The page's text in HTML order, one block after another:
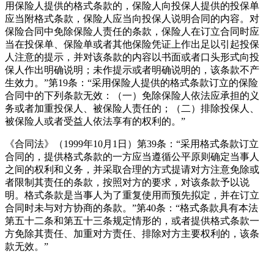
用保险人提供的格式条款的，保险人向投保人提供的投保单
应当附格式条款，保险人应当向投保人说明合同的内容。对
保险合同中免除保险人责任的条款，保险人在订立合同时应
当在投保单、保险单或者其他保险凭证上作出足以引起投保
人注意的提示，并对该条款的内容以书面或者口头形式向投
保人作出明确说明；未作提示或者明确说明的，该条款不产
生效力。”第19条：“采用保险人提供的格式条款订立的保险
合同中的下列条款无效：（一）免除保险人依法应承担的义
务或者加重投保人、被保险人责任的；（二）排除投保人、
被保险人或者受益人依法享有的权利的。”
《合同法》（1999年10月1日）第39条：“采用格式条款订立
合同的，提供格式条款的一方应当遵循公平原则确定当事人
之间的权利和义务，并采取合理的方式提请对方注意免除或
者限制其责任的条款，按照对方的要求，对该条款予以说
明。格式条款是当事人为了重复使用而预先拟定，并在订立
合同时未与对方协商的条款。”第40条：“格式条款具有本法
第五十二条和第五十三条规定情形的，或者提供格式条款一
方免除其责任、加重对方责任、排除对方主要权利的，该条
款无效。”